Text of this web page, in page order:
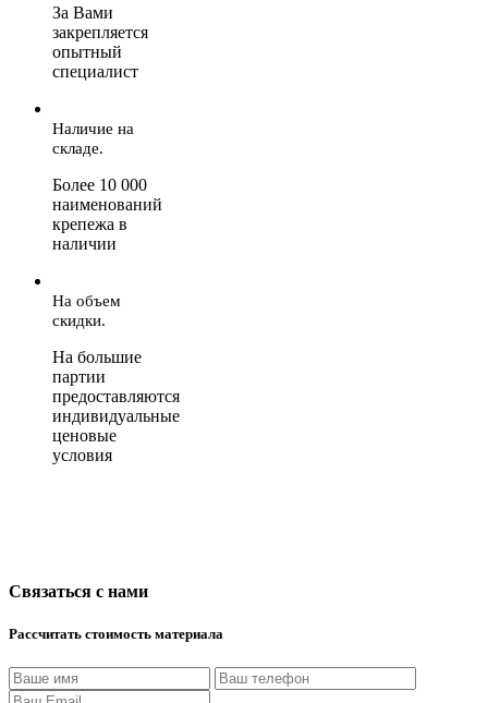
За Вами
закрепляется
опытный
специалист
Наличие на
складе.
Более 10 000
наименований
крепежа в
наличии
На объем
скидки.
На большие
партии
предоставляются
индивидуальные
ценовые
условия
Связаться с нами
Рассчитать стоимость материала